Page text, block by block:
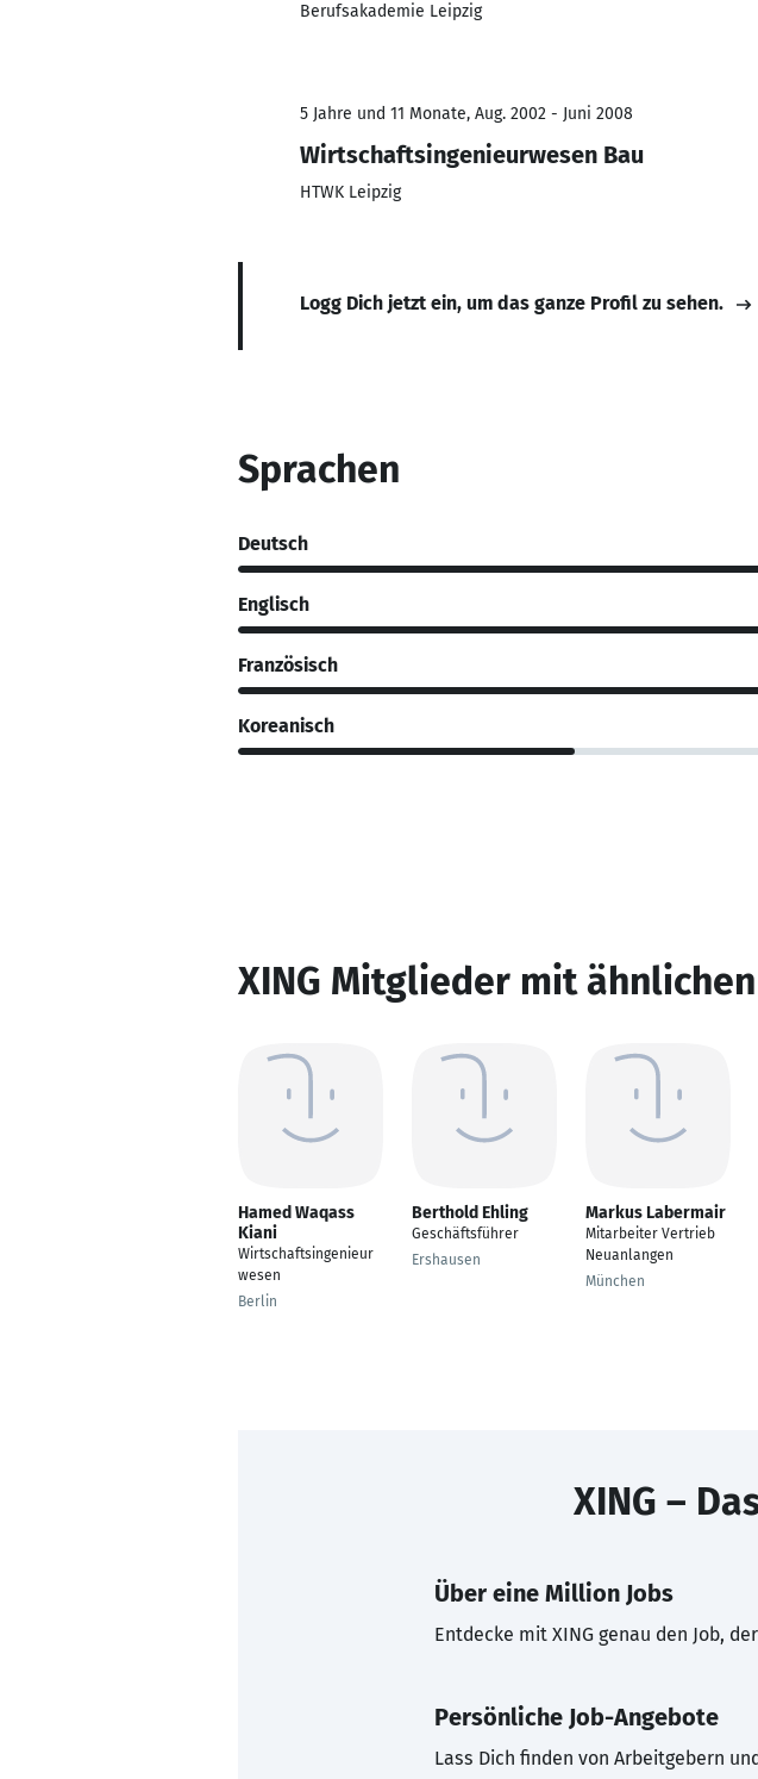
Berufsakademie Leipzig
5 Jahre und 11 Monate, Aug. 2002 - Juni 2008
Wirtschaftsingenieurwesen Bau
HTWK Leipzig
Logg Dich jetzt ein, um das ganze Profil zu sehen.
Sprachen
Deutsch
Englisch
Französisch
Koreanisch
XING Mitglieder mit
Hamed Waqass
Kiani
Wirtschaftsingenieur
wesen
Berlin
Berthold Ehling
Geschäftsführer
Ershausen
Markus Labermair
Mitarbeiter Vertrieb
Neuanlangen
München
XING –
Über eine Million Jobs
Entdecke mit XING genau den Job,
Persönliche Job-Angebote
Lass Dich finden von Arbeitgebern